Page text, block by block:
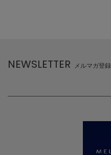
NEWSLETTER メルマガ登録